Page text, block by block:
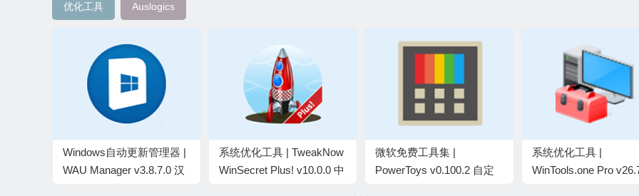
优化工具 Auslogics
Windows自动更新管理器 |
WAU Manager v3.8.7.0 汉
系统优化工具 | TweakNow
WinSecret Plus! v10.0.0 中
微软免费工具集 |
PowerToys v0.100.2 自定
系统优化工具 |
WinTools.one Pro